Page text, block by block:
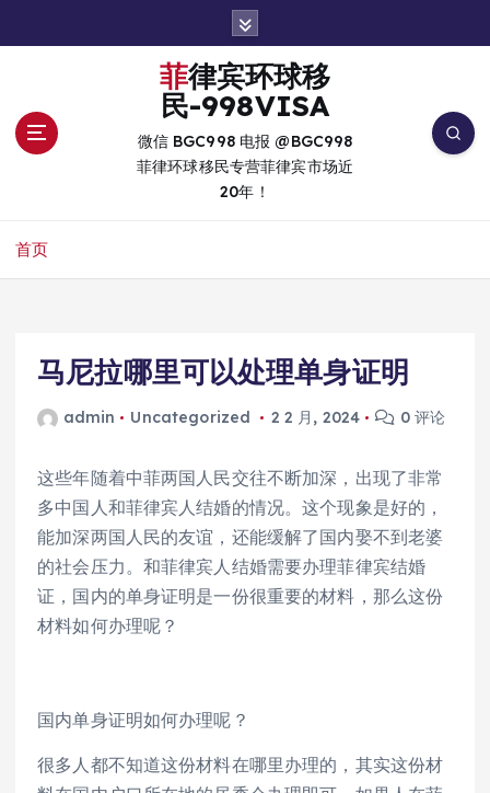
菲律宾环球移
民-998VISA
微信 BGC998 电报 @BGC998
菲律环球移民专营菲律宾市场近
20年！
首页
马尼拉哪里可以处理单身证明
admin Uncategorized 2 2 月, 2024 0 评论
这些年随着中菲两国人民交往不断加深，出现了非常
多中国人和菲律宾人结婚的情况。这个现象是好的，
能加深两国人民的友谊，还能缓解了国内娶不到老婆
的社会压力。和菲律宾人结婚需要办理菲律宾结婚
证，国内的单身证明是一份很重要的材料，那么这份
材料如何办理呢？
国内单身证明如何办理呢？
很多人都不知道这份材料在哪里办理的，其实这份材